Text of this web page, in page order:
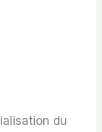
du